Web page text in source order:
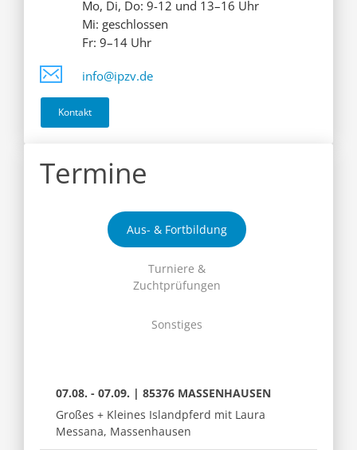
Mo, Di, Do: 9-12 und 13–16 Uhr
Mi: geschlossen
Fr: 9–14 Uhr
info@ipzv.de
Kontakt
Termine
Aus- & Fortbildung
Turniere &
Zuchtprüfungen
Sonstiges
07.08. - 07.09. | 85376 MASSENHAUSEN
Großes + Kleines Islandpferd mit Laura
Messana, Massenhausen